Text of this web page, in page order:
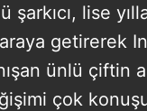
lise
getirerek
ünlü
çok